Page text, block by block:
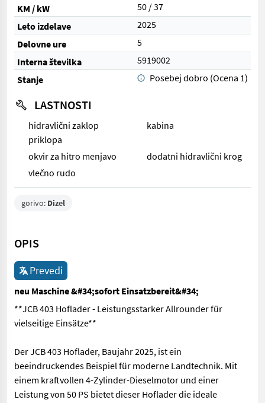
KM / kW
50 / 37
Leto izdelave
2025
Delovne ure
5
Interna številka
5919002
Stanje
Posebej dobro (Ocena 1)
LASTNOSTI
hidravlični zaklop
priklopa
kabina
okvir za hitro menjavo
dodatni hidravlični krog
vlečno rudo
gorivo: Dizel
OPIS
Prevedi
neu Maschine &#34;sofort Einsatzbereit&#34;
**JCB 403 Hoflader - Leistungsstarker Allrounder für
vielseitige Einsätze**
Der JCB 403 Hoflader, Baujahr 2025, ist ein
beeindruckendes Beispiel für moderne Landtechnik. Mit
einem kraftvollen 4-Zylinder-Dieselmotor und einer
Leistung von 50 PS bietet dieser Hoflader die ideale